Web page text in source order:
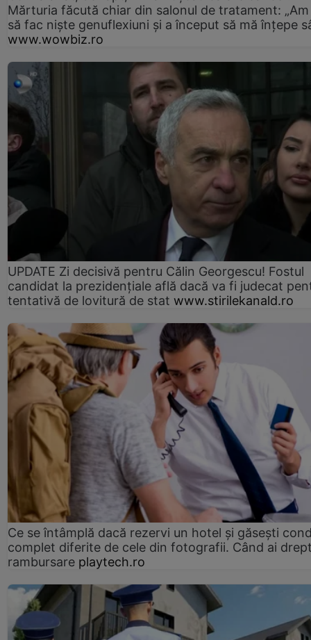
Mărturia făcută chiar din salonul de tratament:
să fac niște genuflexiuni și a început să mă înțepe
www.wowbiz.ro
UPDATE Zi decisivă pentru Călin Georgescu! Fostul
candidat la prezidențiale află dacă va fi judecat
tentativă de lovitură de stat www.stirilekanald.ro
Ce se întâmplă dacă rezervi un hotel și găsești
complet diferite de cele din fotografii. Când ai
rambursare playtech.ro